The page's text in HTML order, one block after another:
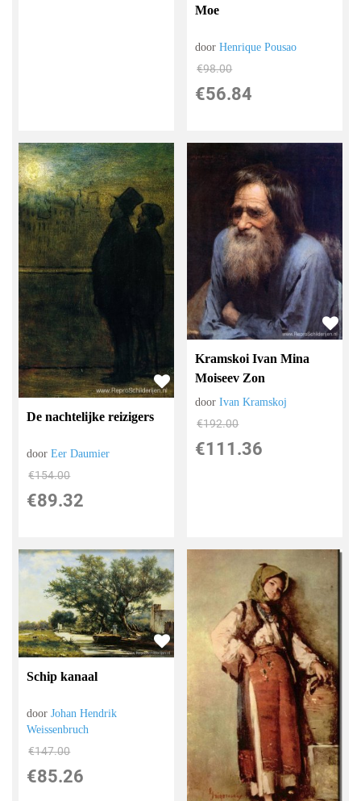
Moe
doorHenrique Pousao
€98.00
€56.84
De nachtelijke reizigers
doorEer Daumier
€154.00
€89.32
Kramskoi Ivan Mina
Moiseev Zon
doorIvan Kramskoj
€192.00
€111.36
Schip kanaal
doorJohan Hendrik
Weissenbruch
€147.00
€85.26